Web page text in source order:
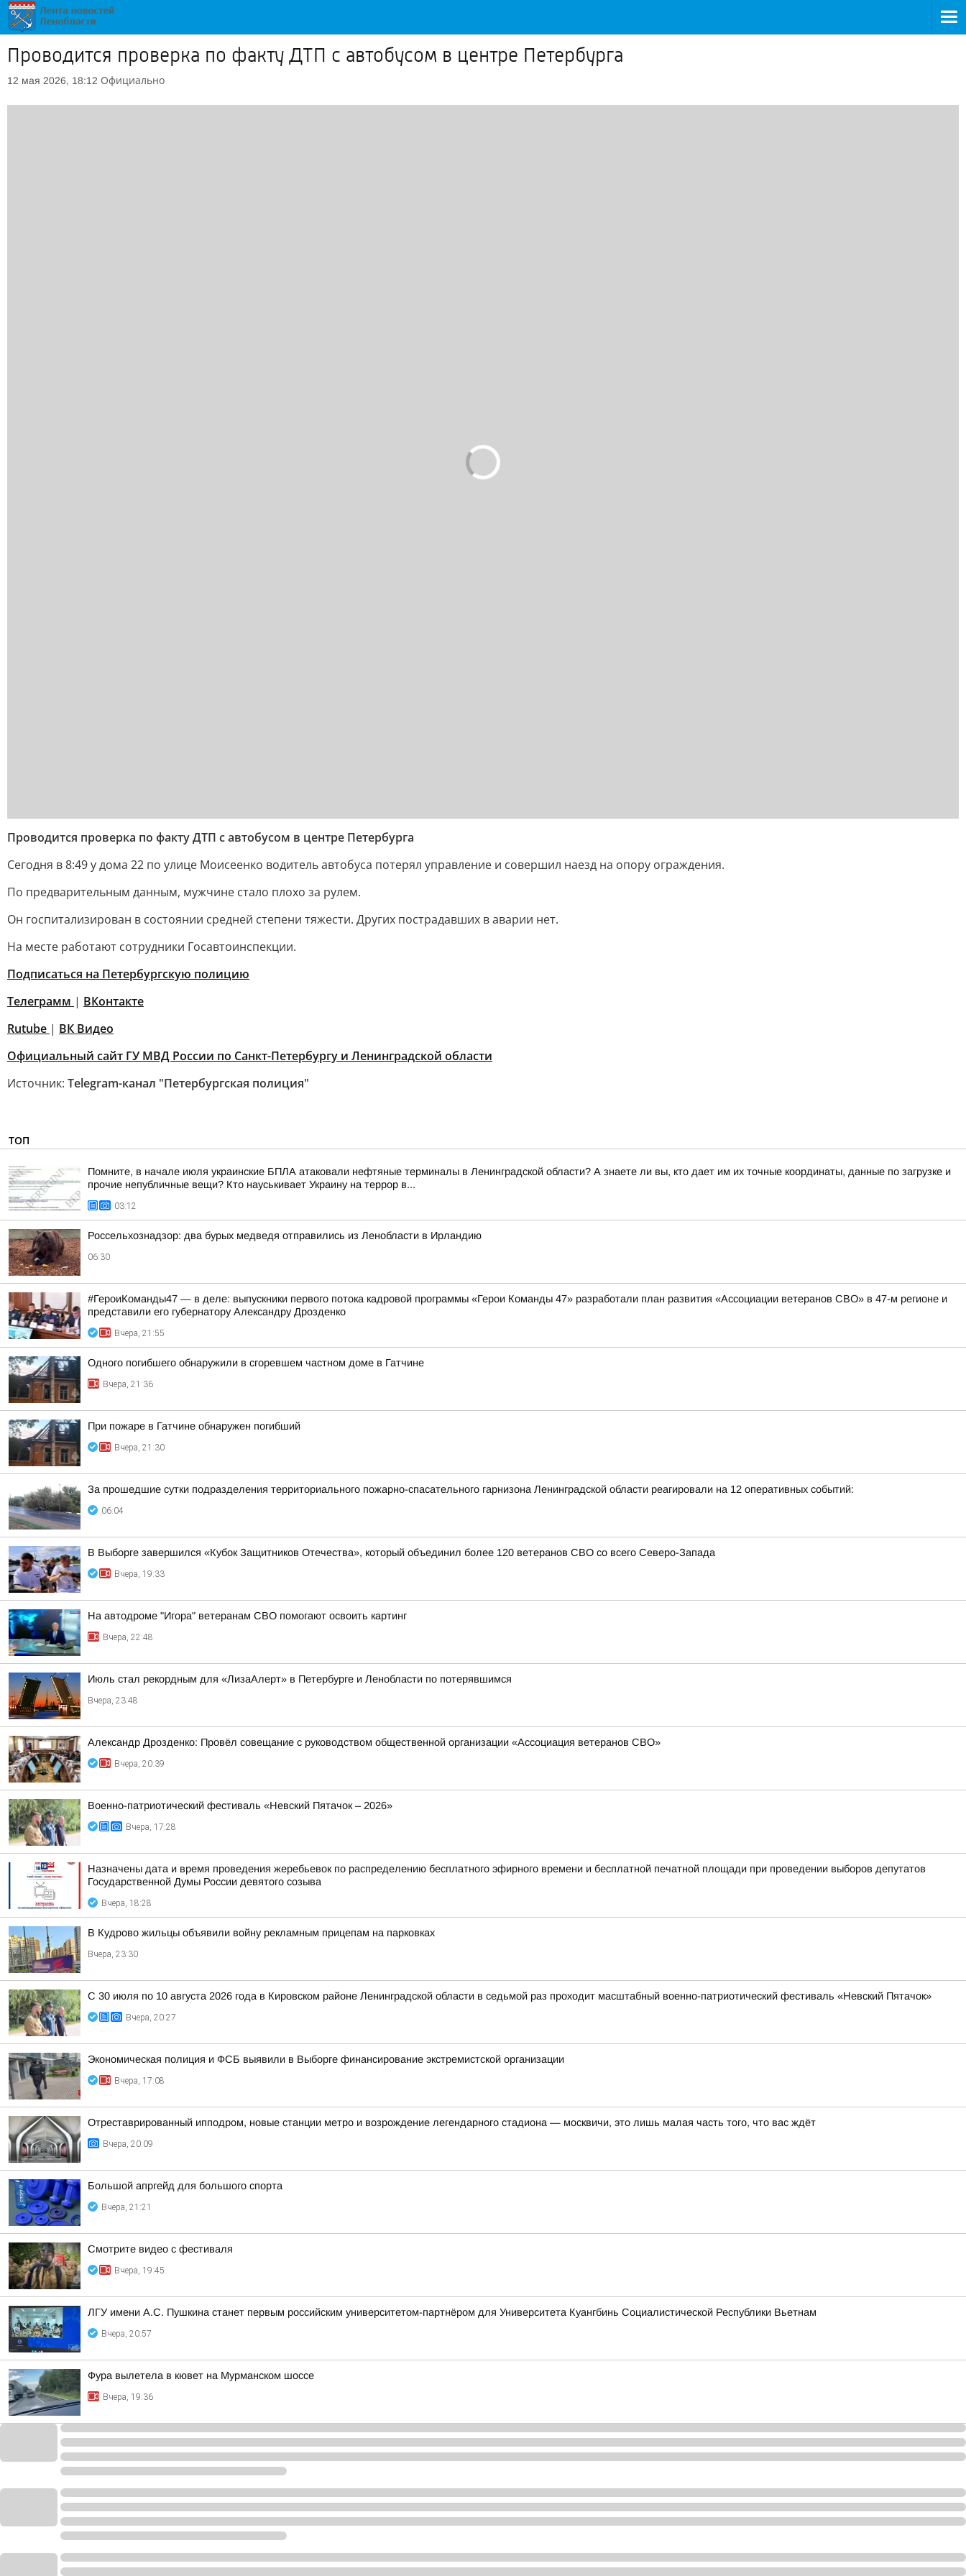
Проводится проверка по факту ДТП с автобусом в центре Петербурга
12 мая 2026, 18:12 Официально
Проводится проверка по факту ДТП с автобусом в центре Петербурга
Сегодня в 8:49 у дома 22 по улице Моисеенко водитель автобуса потерял управление и совершил наезд на опору ограждения.
По предварительным данным, мужчине стало плохо за рулем.
Он госпитализирован в состоянии средней степени тяжести. Других пострадавших в аварии нет.
На месте работают сотрудники Госавтоинспекции.
Подписаться на Петербургскую полицию
Телеграмм | ВКонтакте
Rutube | ВК Видео
Официальный сайт ГУ МВД России по Санкт-Петербургу и Ленинградской области
Источник: Telegram-канал "Петербургская полиция"
ТОП
Помните, в начале июля украинские БПЛА атаковали нефтяные терминалы в Ленинградской области? А знаете ли вы, кто дает им их точные координаты, данные по загрузке и
прочие непубличные вещи? Кто науськивает Украину на террор в...
03:12
Россельхознадзор: два бурых медведя отправились из Ленобласти в Ирландию
06:30
#ГероиКоманды47 — в деле: выпускники первого потока кадровой программы «Герои Команды 47» разработали план развития «Ассоциации ветеранов СВО» в 47-м регионе и
представили его губернатору Александру Дрозденко
Вчера, 21:55
Одного погибшего обнаружили в сгоревшем частном доме в Гатчине
Вчера, 21:36
При пожаре в Гатчине обнаружен погибший
Вчера, 21:30
За прошедшие сутки подразделения территориального пожарно-спасательного гарнизона Ленинградской области реагировали на 12 оперативных событий:
06:04
В Выборге завершился «Кубок Защитников Отечества», который объединил более 120 ветеранов СВО со всего Северо-Запада
Вчера, 19:33
На автодроме "Игора" ветеранам СВО помогают освоить картинг
Вчера, 22:48
Июль стал рекордным для «ЛизаАлерт» в Петербурге и Ленобласти по потерявшимся
Вчера, 23:48
Александр Дрозденко: Провёл совещание с руководством общественной организации «Ассоциация ветеранов СВО»
Вчера, 20:39
Военно-патриотический фестиваль «Невский Пятачок – 2026»
Вчера, 17:28
Назначены дата и время проведения жеребьевок по распределению бесплатного эфирного времени и бесплатной печатной площади при проведении выборов депутатов
Государственной Думы России девятого созыва
Вчера, 18:28
В Кудрово жильцы объявили войну рекламным прицепам на парковках
Вчера, 23:30
С 30 июля по 10 августа 2026 года в Кировском районе Ленинградской области в седьмой раз проходит масштабный военно-патриотический фестиваль «Невский Пятачок»
Вчера, 20:27
Экономическая полиция и ФСБ выявили в Выборге финансирование экстремистской организации
Вчера, 17:08
Отреставрированный ипподром, новые станции метро и возрождение легендарного стадиона — москвичи, это лишь малая часть того, что вас ждёт
Вчера, 20:09
Большой апргейд для большого спорта
Вчера, 21:21
Смотрите видео с фестиваля
Вчера, 19:45
ЛГУ имени А.С. Пушкина станет первым российским университетом-партнёром для Университета Куангбинь Социалистической Республики Вьетнам
Вчера, 20:57
Фура вылетела в кювет на Мурманском шоссе
Вчера, 19:36